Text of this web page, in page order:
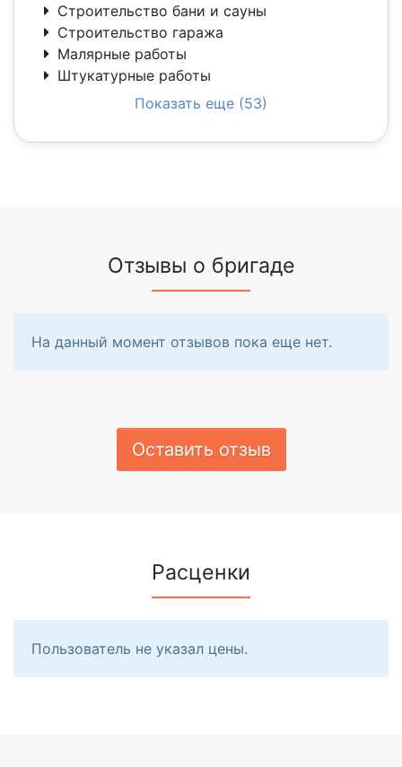
Строительство бани и сауны
Строительство гаража
Малярные работы
Штукатурные работы
Показать еще (53)
Отзывы о бригаде
На данный момент отзывов пока еще нет.
Оставить отзыв
Расценки
Пользователь не указал цены.